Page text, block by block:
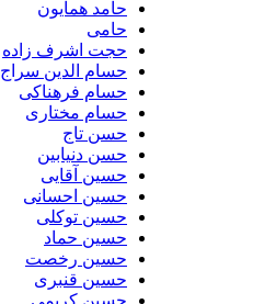
حامد همایون
حامی
حجت اشرف زاده
حسام الدین سراج
حسام فرهناکی
حسام مختاری
حسن تاج
حسن دنیابین
حسین آقایی
حسین احسانی
حسین توکلی
حسین حماد
حسین رخصت
حسین قنبری
حسین کریمی